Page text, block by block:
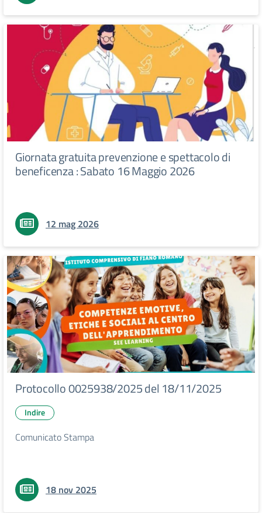
Giornata gratuita prevenzione e spettacolo di
beneficenza : Sabato 16 Maggio 2026
12 mag 2026
Protocollo 0025938/2025 del 18/11/2025
Indire
Comunicato Stampa
18 nov 2025